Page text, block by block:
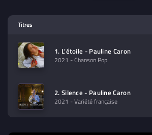
contenu à lire (audio/video)
Titres
1. L'étoile - Pauline Caron
2021 - Chanson Pop
2. Silence - Pauline Caron
2021 - Variété française